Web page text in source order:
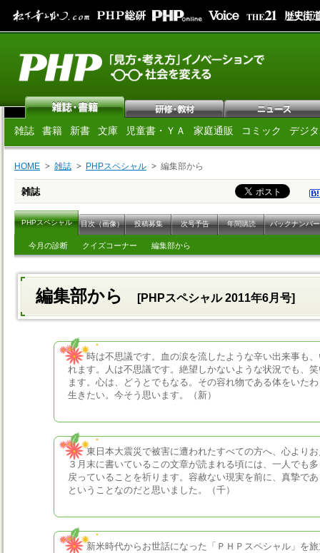
雑誌 書籍 新書 文庫 児童書・ＹＡ 家庭通販 コミック デジ
HOME 雑誌 PHPスペシャル 編集部から
雑誌
PHPスペシャル 目次（画像） 投稿募集 次号予告 年間購読 バックナンバー
今月の診断 クイズコーナー 編集部から
編集部から [PHPスペシャル 2011年6月号]
時は不思議です。血の涙を流したような辛い出来事も
れます。人は不思議です。絶望しかないような状況でも、
ます。心は、どうとでもなる。その容れ物である体をいた
生きたい。今そう思います。（新）
東日本大震災で被害に遭われたすべての方へ、心より
３月末に書いているこの文章が読まれる頃には、一人でも
戻っていることを祈ります。容赦ない現実を前に、真摯で
ということなのだと思いました。（千）
新米時代からお世話になった「ＰＨＰスペシャル」を